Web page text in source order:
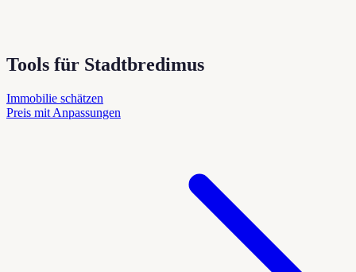
Tools für Stadtbredimus
Immobilie schätzen
Preis mit Anpassungen